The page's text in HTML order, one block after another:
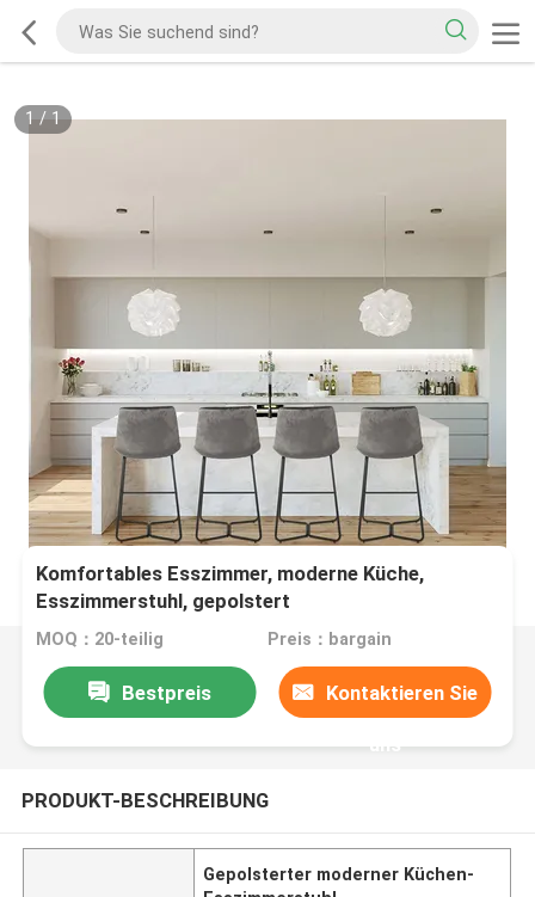
1/1
Komfortables Esszimmer, moderne Küche,
Esszimmerstuhl, gepolstert
MOQ：20-teilig Preis：bargain
Bestpreis Kontaktieren Sie
uns
PRODUKT-BESCHREIBUNG
Gepolsterter moderner Küchen-